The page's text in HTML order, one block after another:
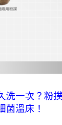
洗一次？粉
菌溫床！